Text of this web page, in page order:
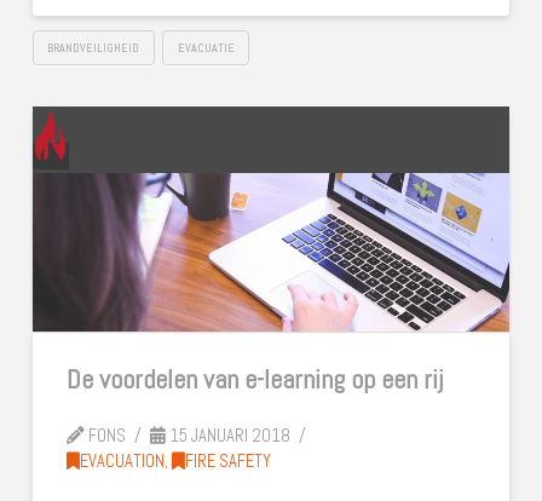
BRANDVEILIGHEID EVACUATIE
De voordelen van e-learning op een rij
FONS
15 JANUARI 2018
EVACUATION, FIRE SAFETY